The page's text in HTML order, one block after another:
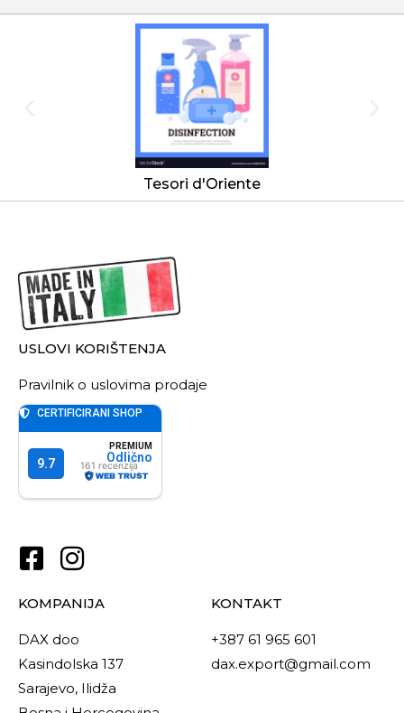
Tesori d'Oriente
USLOVI KORIŠTENJA
Pravilnik o uslovima prodaje
KOMPANIJA
DAX doo
Kasindolska 137
Sarajevo, Ilidža
KONTAKT
+387 61 965 601
dax.export@gmail.com